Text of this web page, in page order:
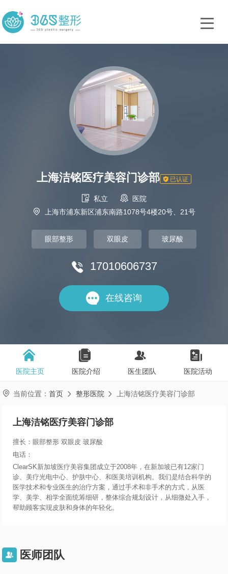
上海洁铭医疗美容门诊部  已认证
 私立 
医院

上海市浦东新区浦东南路1078号4楼20号、21号
眼部整形 双眼皮 玻尿酸
 17010606737
 在线咨询

医院主页

医院介绍

医生团队

医院活动
 当前位置：首页  整形医院  上海洁铭医疗美容门诊部
上海洁铭医疗美容门诊部
擅长：眼部整形 双眼皮 玻尿酸
电话：
ClearSK新加坡医疗美容集团成立于2008年，在新加坡已有12家门
诊、美疗光电中心、护肤中心、和医美培训机构。我们是结合科学的
医学技术和专业医生的治疗方案，通过手术和非手术的方式，从医
学、美学、相学全面统筹细研，整体综合规划设计，从细微处入手，
帮助顾客实现皮肤和身体的年轻化。
 医师团队